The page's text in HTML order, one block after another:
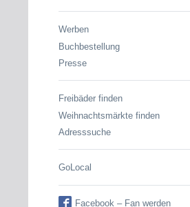
Werben
Buchbestellung
Presse
Freibäder finden
Weihnachtsmärkte finden
Adresssuche
GoLocal
Facebook – Fan werden